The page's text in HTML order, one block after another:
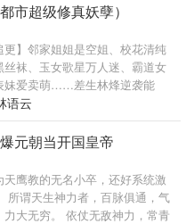
市超级修真妖孽）
更】邻家姐姐是空姐、校花清纯
丝袜、玉女歌星万人迷、霸道女
妹爱卖萌……差生林烽逆袭能
绩蹭蹭涨！力大无穷，混混黄
另眼相看，把美女老师惊得目
全校偶像，当众演讲畅谈梦想
热血校园，这里有我们大家共
（梧桐火微信公众号：
语云
元朝当开国皇帝
鹰教的无名小卒，还好系统激
所谓天生神力者，百脉俱通，气
力大无穷。 依仗无敌神力，常青